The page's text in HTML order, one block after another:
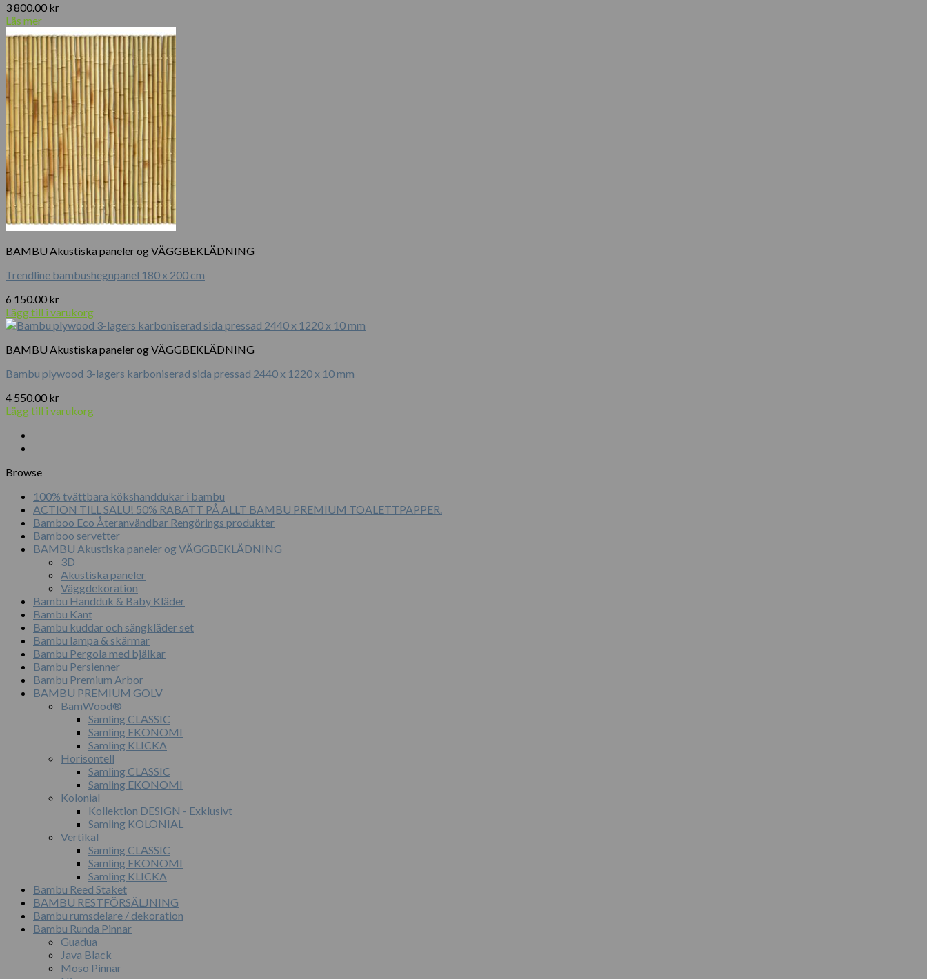
3 800.00 kr
Läs mer
BAMBU Akustiska paneler og VÄGGBEKLÄDNING
Trendline bambushegnpanel 180 x 200 cm
6 150.00 kr
Lägg till i varukorg
BAMBU Akustiska paneler og VÄGGBEKLÄDNING
Bambu plywood 3-lagers karboniserad sida pressad 2440 x 1220 x 10 mm
4 550.00 kr
Lägg till i varukorg
Browse
100% tvättbara kökshanddukar i bambu
ACTION TILL SALU! 50% RABATT PÅ ALLT BAMBU PREMIUM TOALETTPAPPER.
Bamboo Eco Återanvändbar Rengörings produkter
Bamboo servetter
BAMBU Akustiska paneler og VÄGGBEKLÄDNING
3D
Akustiska paneler
Väggdekoration
Bambu Handduk & Baby Kläder
Bambu Kant
Bambu kuddar och sängkläder set
Bambu lampa & skärmar
Bambu Pergola med bjälkar
Bambu Persienner
Bambu Premium Arbor
BAMBU PREMIUM GOLV
BamWood®
Samling CLASSIC
Samling EKONOMI
Samling KLICKA
Horisontell
Samling CLASSIC
Samling EKONOMI
Kolonial
Kollektion DESIGN - Exklusivt
Samling KOLONIAL
Vertikal
Samling CLASSIC
Samling EKONOMI
Samling KLICKA
Bambu Reed Staket
BAMBU RESTFÖRSÄLJNING
Bambu rumsdelare / dekoration
Bambu Runda Pinnar
Guadua
Java Black
Moso Pinnar